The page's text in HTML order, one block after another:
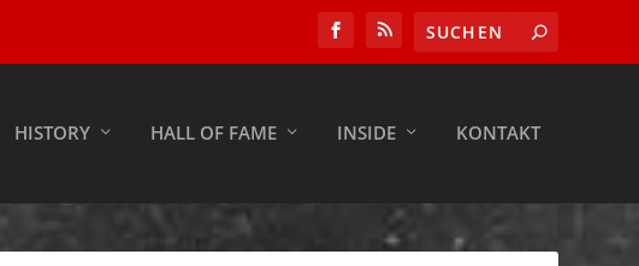
HISTORY HALL OF FAME INSIDE KONTAKT